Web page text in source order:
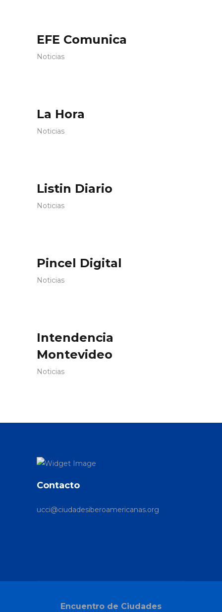
EFE Comunica
Noticias
La Hora
Noticias
Listin Diario
Noticias
Pincel Digital
Noticias
Intendencia
Montevideo
Noticias
Contacto
ucci@ciudadesiberoamericanas.org
Encuentro de Ciudades